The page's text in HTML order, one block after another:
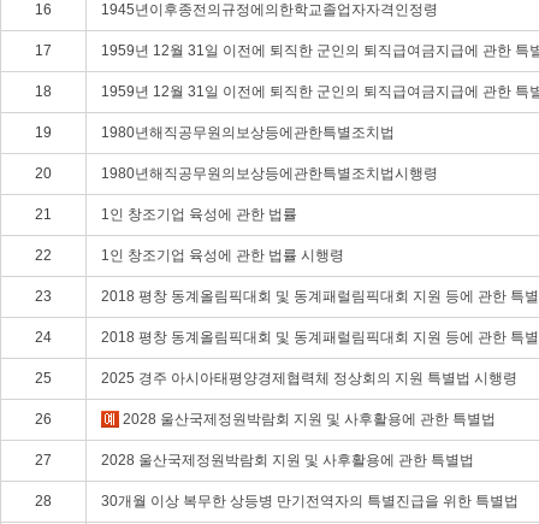
16 1945년이후종전의규정에의한학교졸업자자격인정령
17 1959년 12월 31일 이전에 퇴직한 군인의 퇴직급여금지급에 관한 특
18 1959년 12월 31일 이전에 퇴직한 군인의 퇴직급여금지급에 관한 특
19 1980년해직공무원의보상등에관한특별조치법
20 1980년해직공무원의보상등에관한특별조치법시행령
21 1인 창조기업 육성에 관한 법률
22 1인 창조기업 육성에 관한 법률 시행령
23 2018 평창 동계올림픽대회 및 동계패럴림픽대회 지원 등에 관한 특
24 2018 평창 동계올림픽대회 및 동계패럴림픽대회 지원 등에 관한 특
25 2025 경주 아시아태평양경제협력체 정상회의 지원 특별법 시행령
26 2028 울산국제정원박람회 지원 및 사후활용에 관한 특별법
27 2028 울산국제정원박람회 지원 및 사후활용에 관한 특별법
28 30개월 이상 복무한 상등병 만기전역자의 특별진급을 위한 특별법